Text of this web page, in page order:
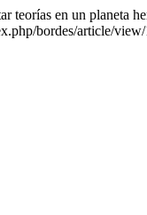
teorías en un planeta
bordes/article/